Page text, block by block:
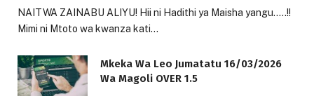
NAITWA ZAINABU ALIYU! Hii ni Hadithi ya Maisha yangu…..!!
Mimi ni Mtoto wa kwanza kati…
Mkeka Wa Leo Jumatatu 16/03/2026
Wa Magoli OVER 1.5